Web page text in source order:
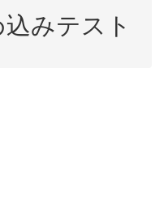
みテスト